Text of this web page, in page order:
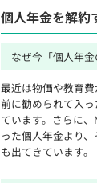
個人年金を解約
なぜ今「個人年
最近は物価や教育
前に勧められて入
ています。さらに
った個人年金より
も出てきています。